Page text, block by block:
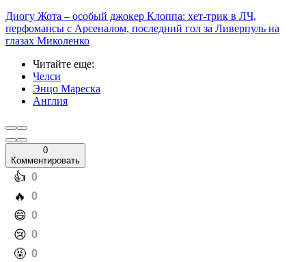
Диогу Жота – особый джокер Клоппа: хет-трик в ЛЧ,
перфомансы с Арсеналом, последний гол за Ливерпуль на
глазах Миколенко
Читайте еще:
Челси
Энцо Мареска
Англия
0
Комментировать
️👍 0
️🔥 0
️😄 0
️😢 0
️🤬 0